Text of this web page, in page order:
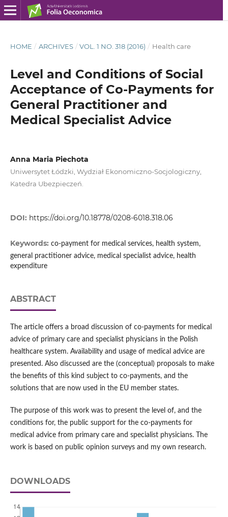
HOME / ARCHIVES / VOL. 1 NO. 318 (2016) / Health care
Level and Conditions of Social
Acceptance of Co-Payments for
General Practitioner and
Medical Specialist Advice
Anna Maria Piechota
Uniwersytet Łódzki, Wydział Ekonomiczno-Socjologiczny,
Katedra Ubezpieczeń.
DOI: https://doi.org/10.18778/0208-6018.318.06
Keywords: co-payment for medical services, health system,
general practitioner advice, medical specialist advice, health
expenditure
ABSTRACT
The article offers a broad discussion of co-payments for medical
advice of primary care and specialist physicians in the Polish
healthcare system. Availability and usage of medical advice are
presented. Also discussed are the (conceptual) proposals to make
the benefits of this kind subject to co-payments, and the
solutions that are now used in the EU member states.
The purpose of this work was to present the level of, and the
conditions for, the public support for the co-payments for
medical advice from primary care and specialist physicians. The
work is based on public opinion surveys and my own research.
DOWNLOADS